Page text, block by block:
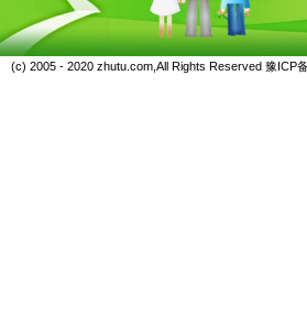
(c) 2005 - 2020 zhutu.com,All Rights Reserved 豫ICP